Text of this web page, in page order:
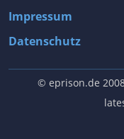
Impressum
Datenschutz
© eprison.de